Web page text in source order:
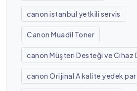
canon istanbul yetkili servis
Canon Muadil Toner
canon Müşteri Desteği ve Cihaz
canon Orijinal A kalite yedek